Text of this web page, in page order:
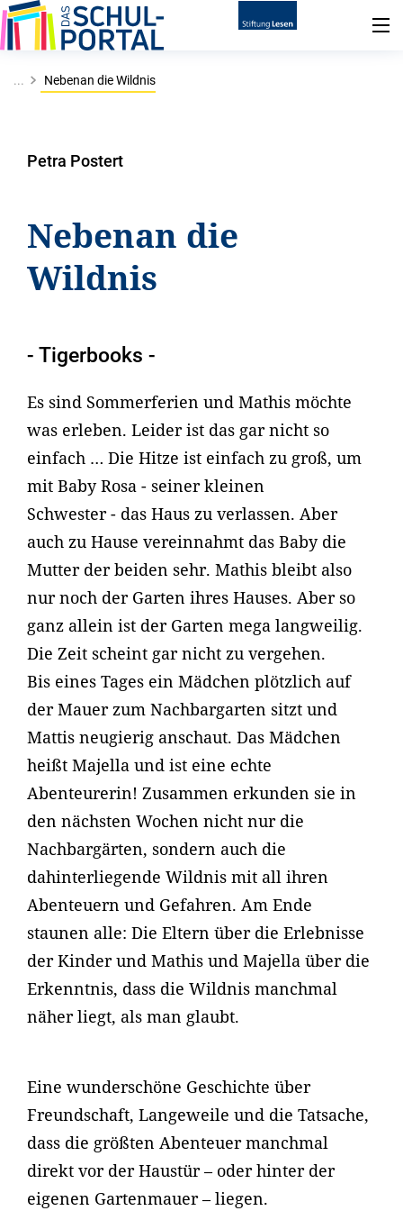
... Nebenan die Wildnis
Petra Postert
Nebenan die
Wildnis
- Tigerbooks -
Es sind Sommerferien und Mathis möchte
was erleben. Leider ist das gar nicht so
einfach … Die Hitze ist einfach zu groß, um
mit Baby Rosa - seiner kleinen
Schwester - das Haus zu verlassen. Aber
auch zu Hause vereinnahmt das Baby die
Mutter der beiden sehr. Mathis bleibt also
nur noch der Garten ihres Hauses. Aber so
ganz allein ist der Garten mega langweilig.
Die Zeit scheint gar nicht zu vergehen.
Bis eines Tages ein Mädchen plötzlich auf
der Mauer zum Nachbargarten sitzt und
Mattis neugierig anschaut. Das Mädchen
heißt Majella und ist eine echte
Abenteurerin! Zusammen erkunden sie in
den nächsten Wochen nicht nur die
Nachbargärten, sondern auch die
dahinterliegende Wildnis mit all ihren
Abenteuern und Gefahren. Am Ende
staunen alle: Die Eltern über die Erlebnisse
der Kinder und Mathis und Majella über die
Erkenntnis, dass die Wildnis manchmal
näher liegt, als man glaubt.
Eine wunderschöne Geschichte über
Freundschaft, Langeweile und die Tatsache,
dass die größten Abenteuer manchmal
direkt vor der Haustür – oder hinter der
eigenen Gartenmauer – liegen.